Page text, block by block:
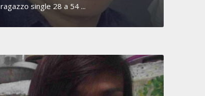
ragazzo single 28 a 54 ...